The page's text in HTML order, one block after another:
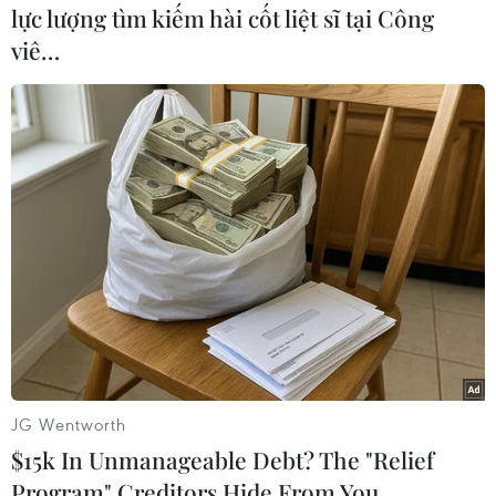
#Quảng Bình #Cá voi #Trôi dạt
#Giải cứu
#Trạm biên phòng
#Ngư dân
#Chôn cất
#Nhà thờ cá
Quảng Bình Quảng Trị
Theo dõi VietnamPlus
lực lượng tìm kiếm hài cốt liệt sĩ tại Công
viê…
JG Wentworth
$15k In Unmanageable Debt? The "Relief